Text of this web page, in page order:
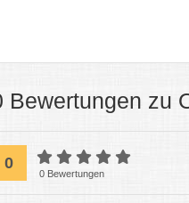
Bewertungen zu
0
0 Bewertungen